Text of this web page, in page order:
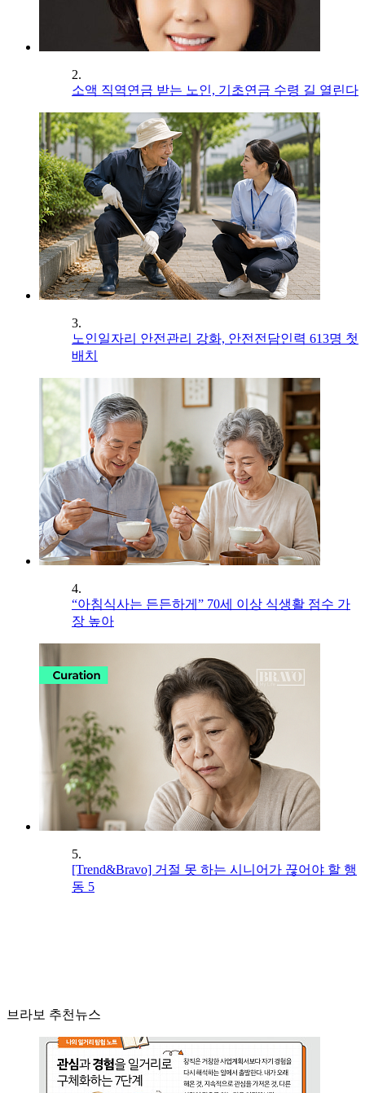
2.
소액 직역연금 받는 노인, 기초연금 수령 길 열린다
3.
노인일자리 안전관리 강화, 안전전담인력 613명 첫
배치
4.
“아침식사는 든든하게” 70세 이상 식생활 점수 가
장 높아
5.
[Trend&Bravo] 거절 못 하는 시니어가 끊어야 할 행
동 5
브라보 추천뉴스